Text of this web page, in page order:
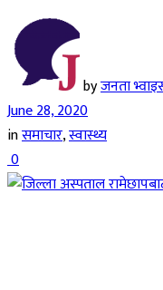
byजनता
June 28, 2020
inसमाचार,स्वास्थ्य
0